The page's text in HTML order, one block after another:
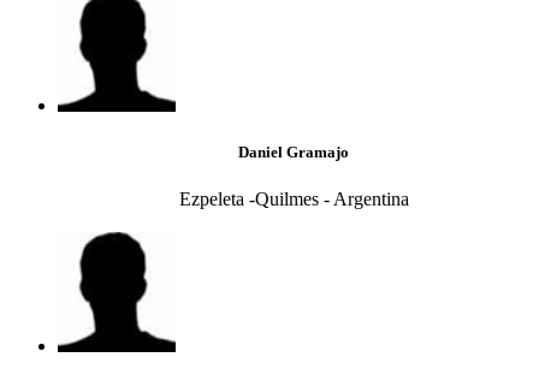
Daniel Gramajo
Ezpeleta -Quilmes - Argentina